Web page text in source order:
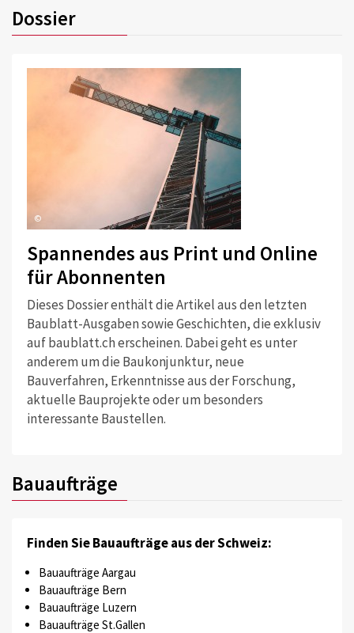
Dossier
©
Spannendes aus Print und Online
für Abonnenten
Dieses Dossier enthält die Artikel aus den letzten
Baublatt-Ausgaben sowie Geschichten, die exklusiv
auf baublatt.ch erscheinen. Dabei geht es unter
anderem um die Baukonjunktur, neue
Bauverfahren, Erkenntnisse aus der Forschung,
aktuelle Bauprojekte oder um besonders
interessante Baustellen.
Bauaufträge
Finden Sie Bauaufträge aus der Schweiz:
Bauaufträge Aargau
Bauaufträge Bern
Bauaufträge Luzern
Bauaufträge St.Gallen